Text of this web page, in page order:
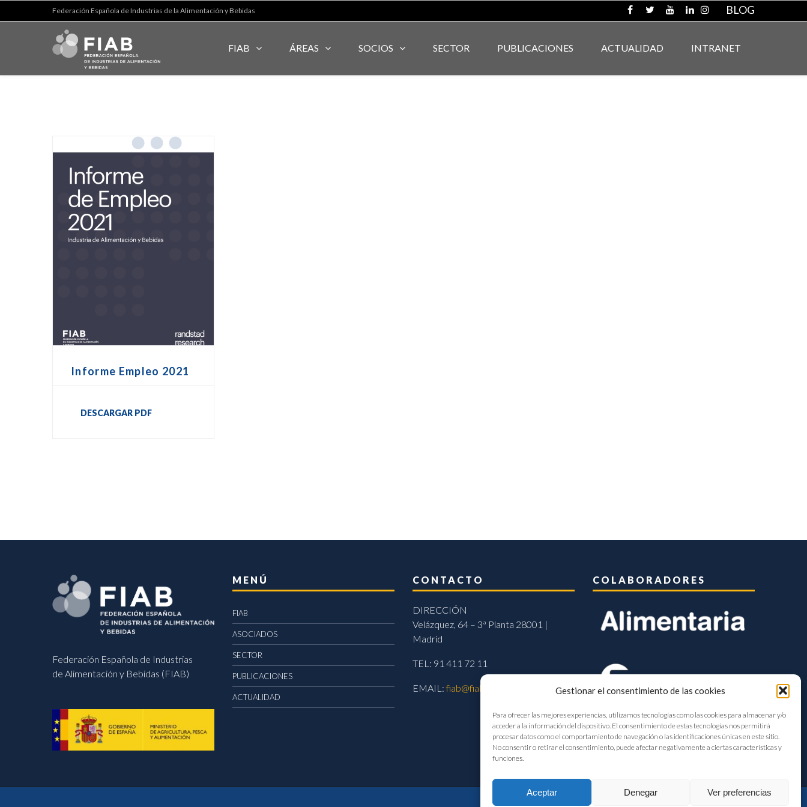
Gestionar el consentimiento de las cookies
Para ofrecer las mejores experiencias, utilizamos tecnologías como las cookies para almacenar y/o
acceder a la información del dispositivo. El consentimiento de estas tecnologías nos permitirá
procesar datos como el comportamiento de navegación o las identificaciones únicas en este sitio.
No consentir o retirar el consentimiento, puede afectar negativamente a ciertas características y
funciones.
Aceptar Denegar Ver preferencias
Federación Española de Industrias de la Alimentación y Bebidas BLOG
FIAB ÁREAS SOCIOS SECTOR PUBLICACIONES ACTUALIDAD INTRANET
Informe Empleo 2021
DESCARGAR PDF
Federación Española de Industrias
de Alimentación y Bebidas (FIAB)
MENÚ
FIAB
ASOCIADOS
SECTOR
PUBLICACIONES
ACTUALIDAD
CONTACTO
DIRECCIÓN
Velázquez, 64 – 3ª Planta 28001 |
Madrid
TEL: 91 411 72 11
EMAIL:fiab@fiab.es
COLABORADORES